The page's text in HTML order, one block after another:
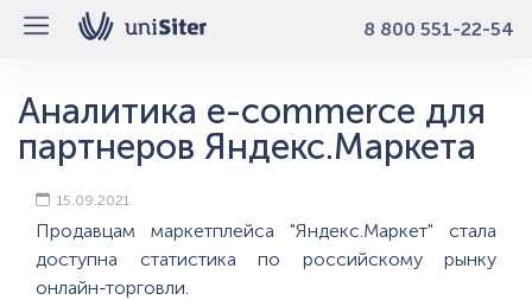
8 800 551-22-54
Аналитика e-commerce для
партнеров Яндекс.Маркета
15.09.2021
Продавцам маркетплейса "Яндекс.Маркет" стала
доступна статистика по российскому рынку
онлайн-торговли.